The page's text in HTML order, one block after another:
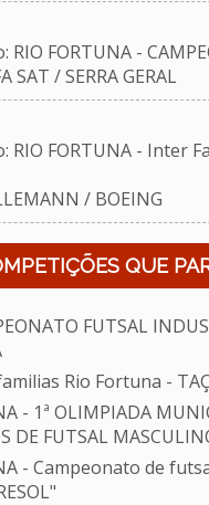
FORTUNA -
/ SERRA GERAL
FORTUNA - Inter
/ BOEING
QUE
FUTSAL
Rio Fortuna -
- 1ª OLIMPIADA
DE FUTSAL
- Campeonato de